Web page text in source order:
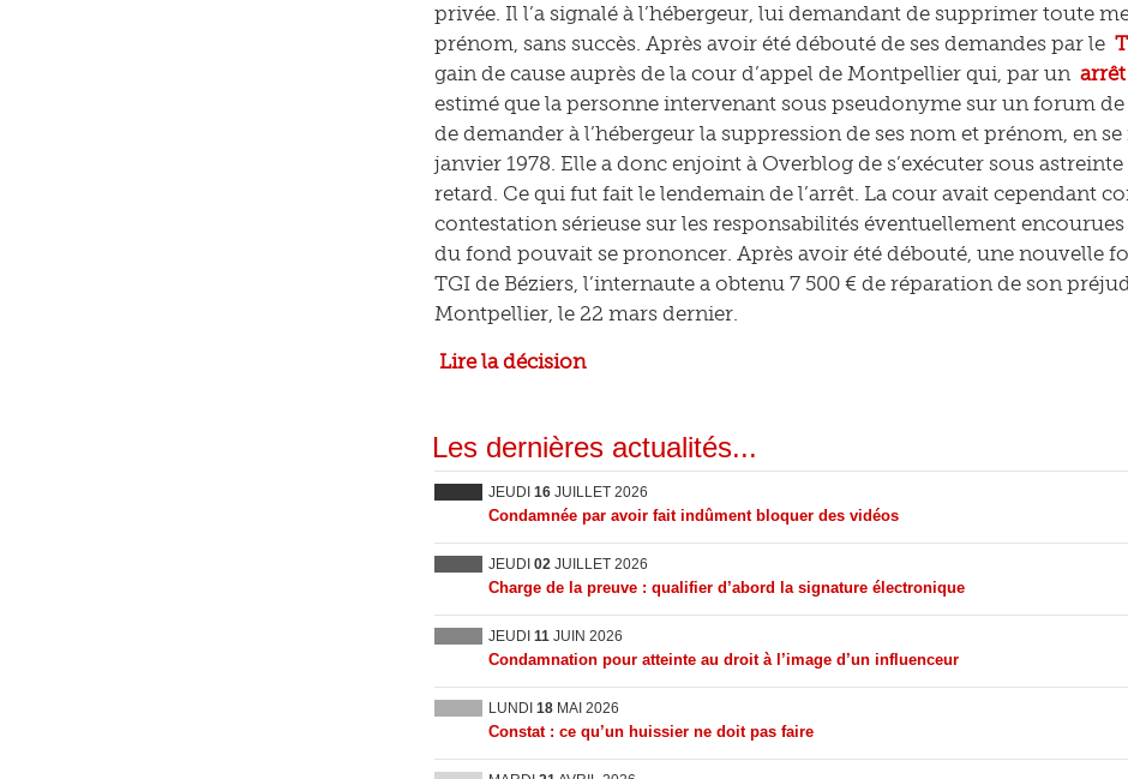
privée. Il l’a signalé à l’hébergeur, lui demandant de supprimer toute
prénom, sans succès. Après avoir été débouté de ses demandes par le
gain de cause auprès de la cour d’appel de Montpellier qui, par un arrêt
estimé que la personne intervenant sous pseudonyme sur un forum
de demander à l’hébergeur la suppression de ses nom et prénom, en
janvier 1978. Elle a donc enjoint à Overblog de s’exécuter sous
retard. Ce qui fut fait le lendemain de l’arrêt. La cour avait cependant
contestation sérieuse sur les responsabilités éventuellement encourues
du fond pouvait se prononcer. Après avoir été débouté, une nouvelle
TGI de Béziers, l’internaute a obtenu 7 500 € de réparation de son
Montpellier, le 22 mars dernier.
Lire la décision
Les dernières actualités...
JEUDI 16 JUILLET 2026
Condamnée par avoir fait indûment bloquer des vidéos
JEUDI 02 JUILLET 2026
Charge de la preuve : qualifier d’abord la signature électronique
JEUDI 11 JUIN 2026
Condamnation pour atteinte au droit à l’image d’un influenceur
LUNDI 18 MAI 2026
Constat : ce qu’un huissier ne doit pas faire